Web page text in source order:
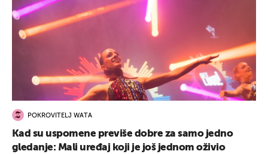
POKROVITELJ WATA
Kad su uspomene previše dobre za samo jedno
gledanje: Mali uređaj koji je još jednom oživio